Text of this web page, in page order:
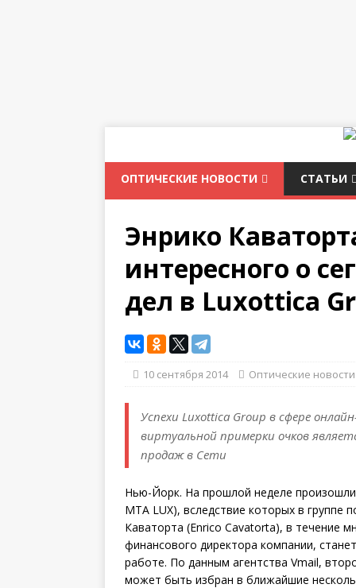
ОПТИЧЕСКИЕ НОВОСТИ СТАТЬИ
Энрико
интересного о
дел в Luxottica
10 сентября 2014 Оптические новости
Успехи Luxottica Group в сфере
виртуальной примерки очков
продаж в Сети
Нью-Йорк. На прошлой неделе произошли
MTA LUX), вследствие которых в группе
Каваторта (Enrico Cavatorta), в течение
финансового директора компании,
работе. По данным агентства Vmail,
может быть избран в ближайшие